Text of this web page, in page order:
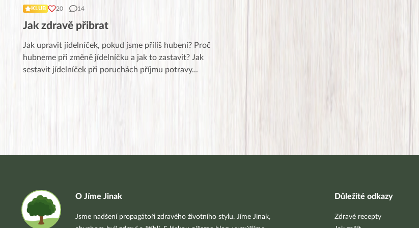
KLUB 20 14
Jak zdravě přibrat
Jak upravit jídelníček, pokud jsme příliš hubení? Proč
hubneme při změně jídelníčku a jak to zastavit? Jak
sestavit jídelníček při poruchách příjmu potravy...
O Jíme Jinak
Jsme nadšení propagátoři zdravého životního stylu. Jíme Jinak,
Důležité odkazy
Zdravé recepty